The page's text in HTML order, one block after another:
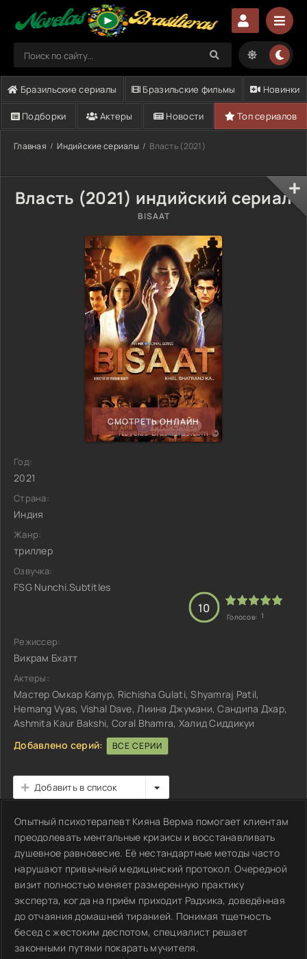
Бразильские сериалы Бразильские фильмы Новинки
Подборки Актеры Новости Топ сериалов
Главная Индийские сериалы Власть (2021)
Власть (2021) индийский сериал
BISAAT
СМОТРЕТЬ ОНЛАЙН
Год:
2021
Страна:
Индия
Жанр:
триллер
Озвучка:
FSG Nunchi.Subtitles
10
Голосов: 1
Режиссер:
Викрам Бхатт
Актеры:
Мастер Омкар Капур, Richisha Gulati, Shyamraj Patil,
Hemang Vyas, Vishal Dave, Лиина Джумани, Сандипа Дхар,
Ashmita Kaur Bakshi, Coral Bhamra, Халид Сиддикуи
Добавлено серий:
ВСЕ СЕРИИ
Добавить в список
Опытный психотерапевт Кияна Верма помогает клиентам
преодолевать ментальные кризисы и восстанавливать
душевное равновесие. Её нестандартные методы часто
нарушают привычный медицинский протокол. Очередной
визит полностью меняет размеренную практику
эксперта, когда на приём приходит Радхика, доведённая
до отчаяния домашней тиранией. Понимая тщетность
бесед с жестоким деспотом, специалист решает
законными путями покарать мучителя.